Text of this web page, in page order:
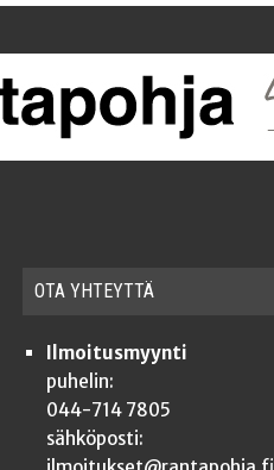
OTA YHTEYT­TÄ
Ilmoitusmyynti
puhelin:
044-714 7805
sähköposti: